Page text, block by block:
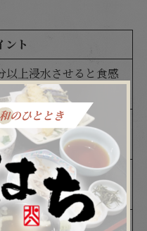
ント
以上浸水させると食感
くなる
でもOK。細切りで食感
見て調整、入れすぎ注
とコクをプラス